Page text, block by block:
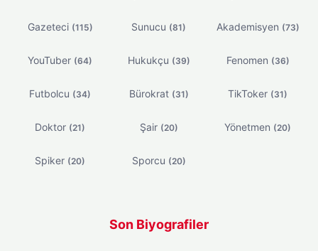
Gazeteci (115) Sunucu (81) Akademisyen (73)
YouTuber (64) Hukukçu (39) Fenomen (36)
Futbolcu (34) Bürokrat (31) TikToker (31)
Doktor (21) Şair (20) Yönetmen (20)
Spiker (20) Sporcu (20)
Son Biyografiler